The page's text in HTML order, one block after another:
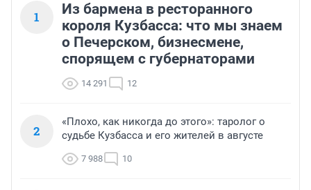
1
Из бармена в ресторанного
короля Кузбасса: что мы знаем
о Печерском, бизнесмене,
спорящем с губернаторами
14 291 12
2
«Плохо, как никогда до этого»: таролог о
судьбе Кузбасса и его жителей в августе
7 988 10